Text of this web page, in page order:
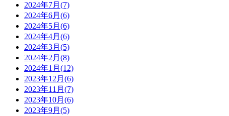
2024年7月(7)
2024年6月(6)
2024年5月(6)
2024年4月(6)
2024年3月(5)
2024年2月(8)
2024年1月(12)
2023年12月(6)
2023年11月(7)
2023年10月(6)
2023年9月(5)